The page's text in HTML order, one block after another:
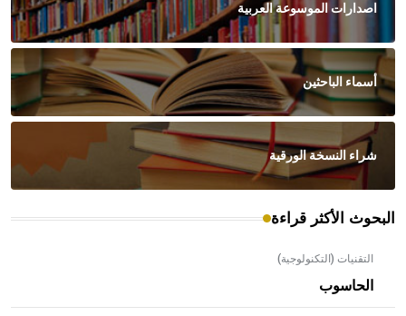
اصدارات الموسوعة العربية
أسماء الباحثين
شراء النسخة الورقية
البحوث الأكثر قراءة
التقنيات (التكنولوجية)
الحاسوب